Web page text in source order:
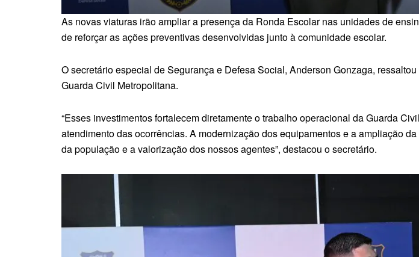
As novas viaturas irão ampliar a presença da Ronda Escolar nas unidades de
de reforçar as ações preventivas desenvolvidas junto à comunidade escolar.
O secretário especial de Segurança e Defesa Social, Anderson Gonzaga,
Guarda Civil Metropolitana.
“Esses investimentos fortalecem diretamente o trabalho operacional da Guarda
atendimento das ocorrências. A modernização dos equipamentos e a ampliação
da população e a valorização dos nossos agentes”, destacou o secretário.